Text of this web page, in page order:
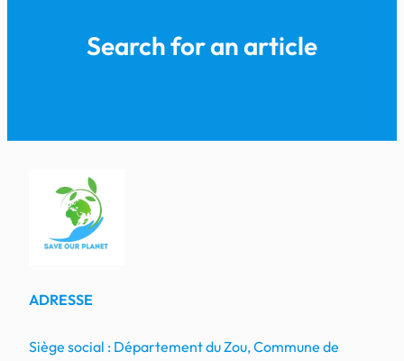
Search for an article
ADRESSE
Siège social : Département du Zou, Commune de